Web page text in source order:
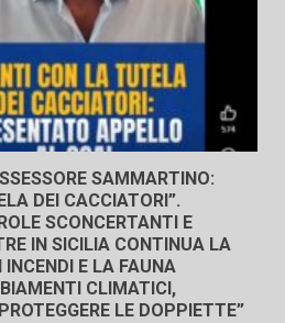
SAMMARTINO:
DEI CACCIATORI”.
SCONCERTANTI E
IN SICILIA CONTINUA LA
INCENDI E LA FAUNA
CLIMATICI,
LE DOPPIETTE”